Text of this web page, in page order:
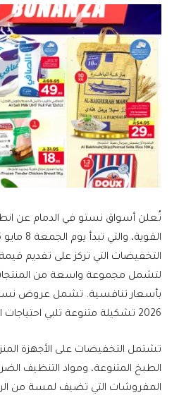
تُعلن أسواق نستو في الدمام عن
التخفيضات التي تركز على تقديم قيمة
لتشمل مجموعة واسعة من
2026 تشكيلة متنوعة تلبي احتياجات الأسرة.
تشتمل التخفيضات على الأجهزة
الطبخ المتنوعة، ومواد التنظيف
المفروشات التي تضيف لمسة من